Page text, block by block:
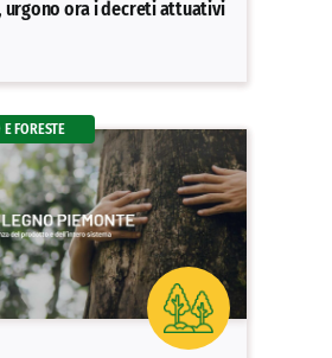
urgono ora i decreti attuativi
E FORESTE